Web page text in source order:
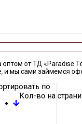
от ТД
и мы сами займемся
по
Кол-во на